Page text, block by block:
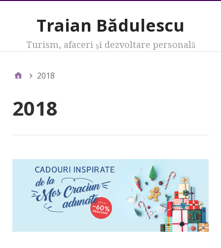
Traian Bădulescu
Turism, afaceri şi dezvoltare personală
2018
2018